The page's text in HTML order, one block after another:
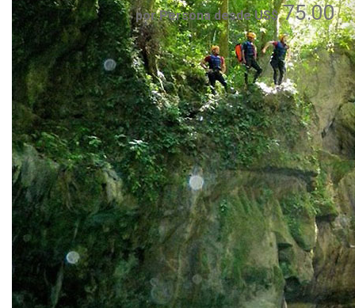
por Persona desde US$75.00